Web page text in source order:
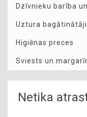
Dzīvnieku barība
Uztura
Higiēnas preces
Sviests un
Netika